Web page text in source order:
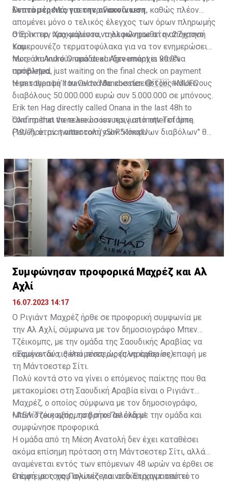
λεπτομέρειες για την ανακοίνωση.
Ονανά στη Μάντσεστερ Γιουνάιτεντ, καθώς πλέον
απομένει μόνο ο τελικός έλεγχος των όρων πληρωμής
στη Ίντερ, προκειμένου να ολοκληρωθεί η απόκτησή
του.
Ο Έρικ τεν Χαχ μάλιστα, τηλεφώνησε στον 27χρονο
Καμερουνέζο τερματοφύλακα για να τον ενημερώσει
πως όλα κυλούν ομάδα και δεν υπάρχει κανένα
πρόβλημα.
More on André Onana deal. Agreement is 99.9%
completed, just waiting on the final check on payment
terms then he’ll travel to Manchester. 🔴🇨🇲#MUFC
Erik ten Hag directly called Onana in the last 48h to
confirm that there are no issues, just matter of time.
Patience.pic.twitter.com/y5hR51mqlU
Η μεταγραφή του Ονανά θα κοστίσει στους κόκκινους
διαβόλους 50.000.000 ευρώ συν 5.000.000 σε μπόνους.
Όλα πρέπει να τελειώσουν πριν από την Τετάρτη
(19/7), όταν η αποστολή των "κόκκινων διαβόλων" θα
Συμφώνησαν προφορικά Μαχρέζ και Αλ
Αχλί
16.07.2023 14:17
Ο Ριγιάντ Μαχρέζ ήρθε σε προφορική συμφωνία με
την Αλ Αχλί, σύμφωνα με τον δημοσιογράφο Μπεν
Τζέικομπς, με την ομάδα της Σαουδικής Αραβίας να
αναμένεται τις επόμενες ώρες να έρθει σε επαφή με
τη Μάντσεστερ Σίτι.
•Έφυγαν δύο, θέλει τέσσερις (πληροφορίες)
Πολύ κοντά στο να γίνει ο επόμενος παίκτης που θα
μετακομίσει στη Σαουδική Αραβία είναι ο Ριγιάντ
Μαχρέζ, ο οποίος σύμφωνα με τον δημοσιογράφο,
Μπεν Τζέικομπς, τα βρήκε σε όλα με την ομάδα και
συμφώνησε προφορικά.
•ΑΕΛίστικη εξόρμηση στο Πελένδρι!
Η ομάδα από τη Μέση Ανατολή δεν έχει καταθέσει
ακόμα επίσημη πρόταση στη Μάντσεστερ Σίτι, αλλά
αναμένεται εντός των επόμενων 48 ωρών να έρθει σε
επαφή με τους Πολίτες για να διαπραγματευτεί το
Ο έμπειρος χαφ αγωνίζεται στο Έτιχαντ από το